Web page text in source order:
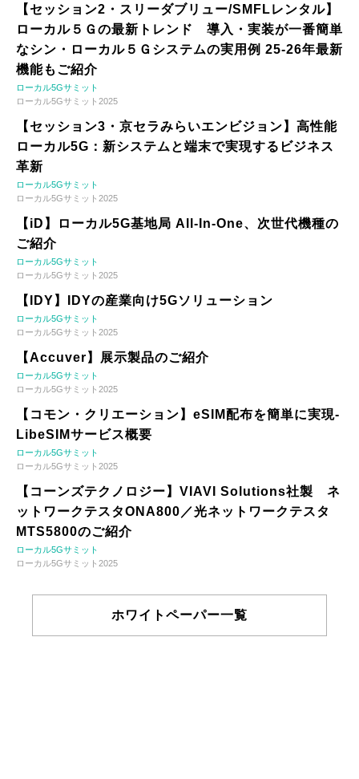
【セッション2・スリーダブリュー/SMFLレンタル】
ローカル５Ｇの最新トレンド 導入・実装が一番簡単
なシン・ローカル５Ｇシステムの実用例 25-26年最新
機能もご紹介
ローカル5Gサミット
ローカル5Gサミット2025
【セッション3・京セラみらいエンビジョン】高性能
ローカル5G：新システムと端末で実現するビジネス
革新
ローカル5Gサミット
ローカル5Gサミット2025
【iD】ローカル5G基地局 All-In-One、次世代機種の
ご紹介
ローカル5Gサミット
ローカル5Gサミット2025
【IDY】IDYの産業向け5Gソリューション
ローカル5Gサミット
ローカル5Gサミット2025
【Accuver】展示製品のご紹介
ローカル5Gサミット
ローカル5Gサミット2025
【コモン・クリエーション】eSIM配布を簡単に実現-
LibeSIMサービス概要
ローカル5Gサミット
ローカル5Gサミット2025
【コーンズテクノロジー】VIAVI Solutions社製 ネ
ットワークテスタONA800／光ネットワークテスタ
MTS5800のご紹介
ローカル5Gサミット
ローカル5Gサミット2025
ホワイトペーパー一覧